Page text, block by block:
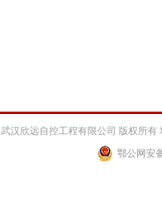
武汉欣远自控工程有限公司 版权所有
鄂公网安